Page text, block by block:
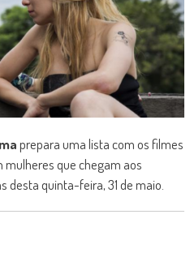
prepara uma lista com os filmes
mulheres que chegam aos
desta quinta-feira, 31 de maio.